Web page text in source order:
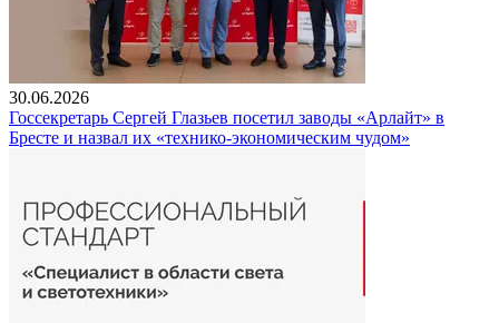
30.06.2026
Госсекретарь Сергей Глазьев посетил заводы «Арлайт» в
Бресте и назвал их «технико-экономическим чудом»